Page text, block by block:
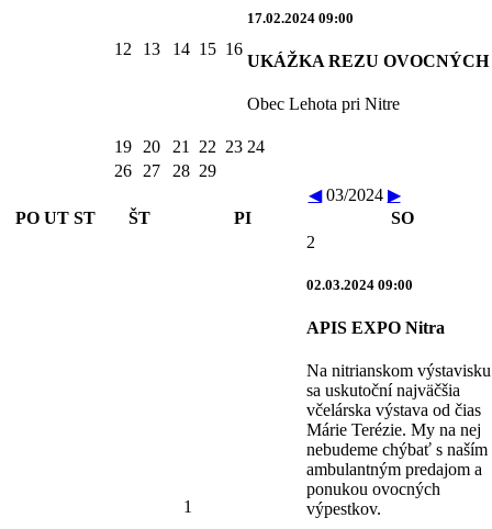
12 13 14 15 16
17.02.2024 09:00
UKÁŽKA REZU
Obec Lehota pri Nitre
19 20 21 22 23 24
26
27 28 29
◀03/2024 ▶
PO UT ST ŠT PI SO
1
2
02.03.2024 09:00
APIS EXPO Nitra
Na nitrianskom výstavisku
sa uskutoční najväčšia
včelárska výstava od čias
Márie Terézie. My na nej
nebudeme chýbať s naším
ambulantným predajom a
ponukou ovocných
výpestkov.